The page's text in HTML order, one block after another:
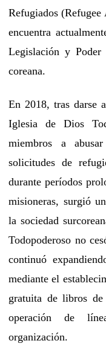
Refugiados
encuentra
Legislación y
coreana.
En 2018, tras darse
Iglesia de Dios
miembros a
solicitudes de
durante períodos
misioneras, surgió
la sociedad
Todopoderoso no
continuó
mediante el
gratuita de libros
operación de
organización.